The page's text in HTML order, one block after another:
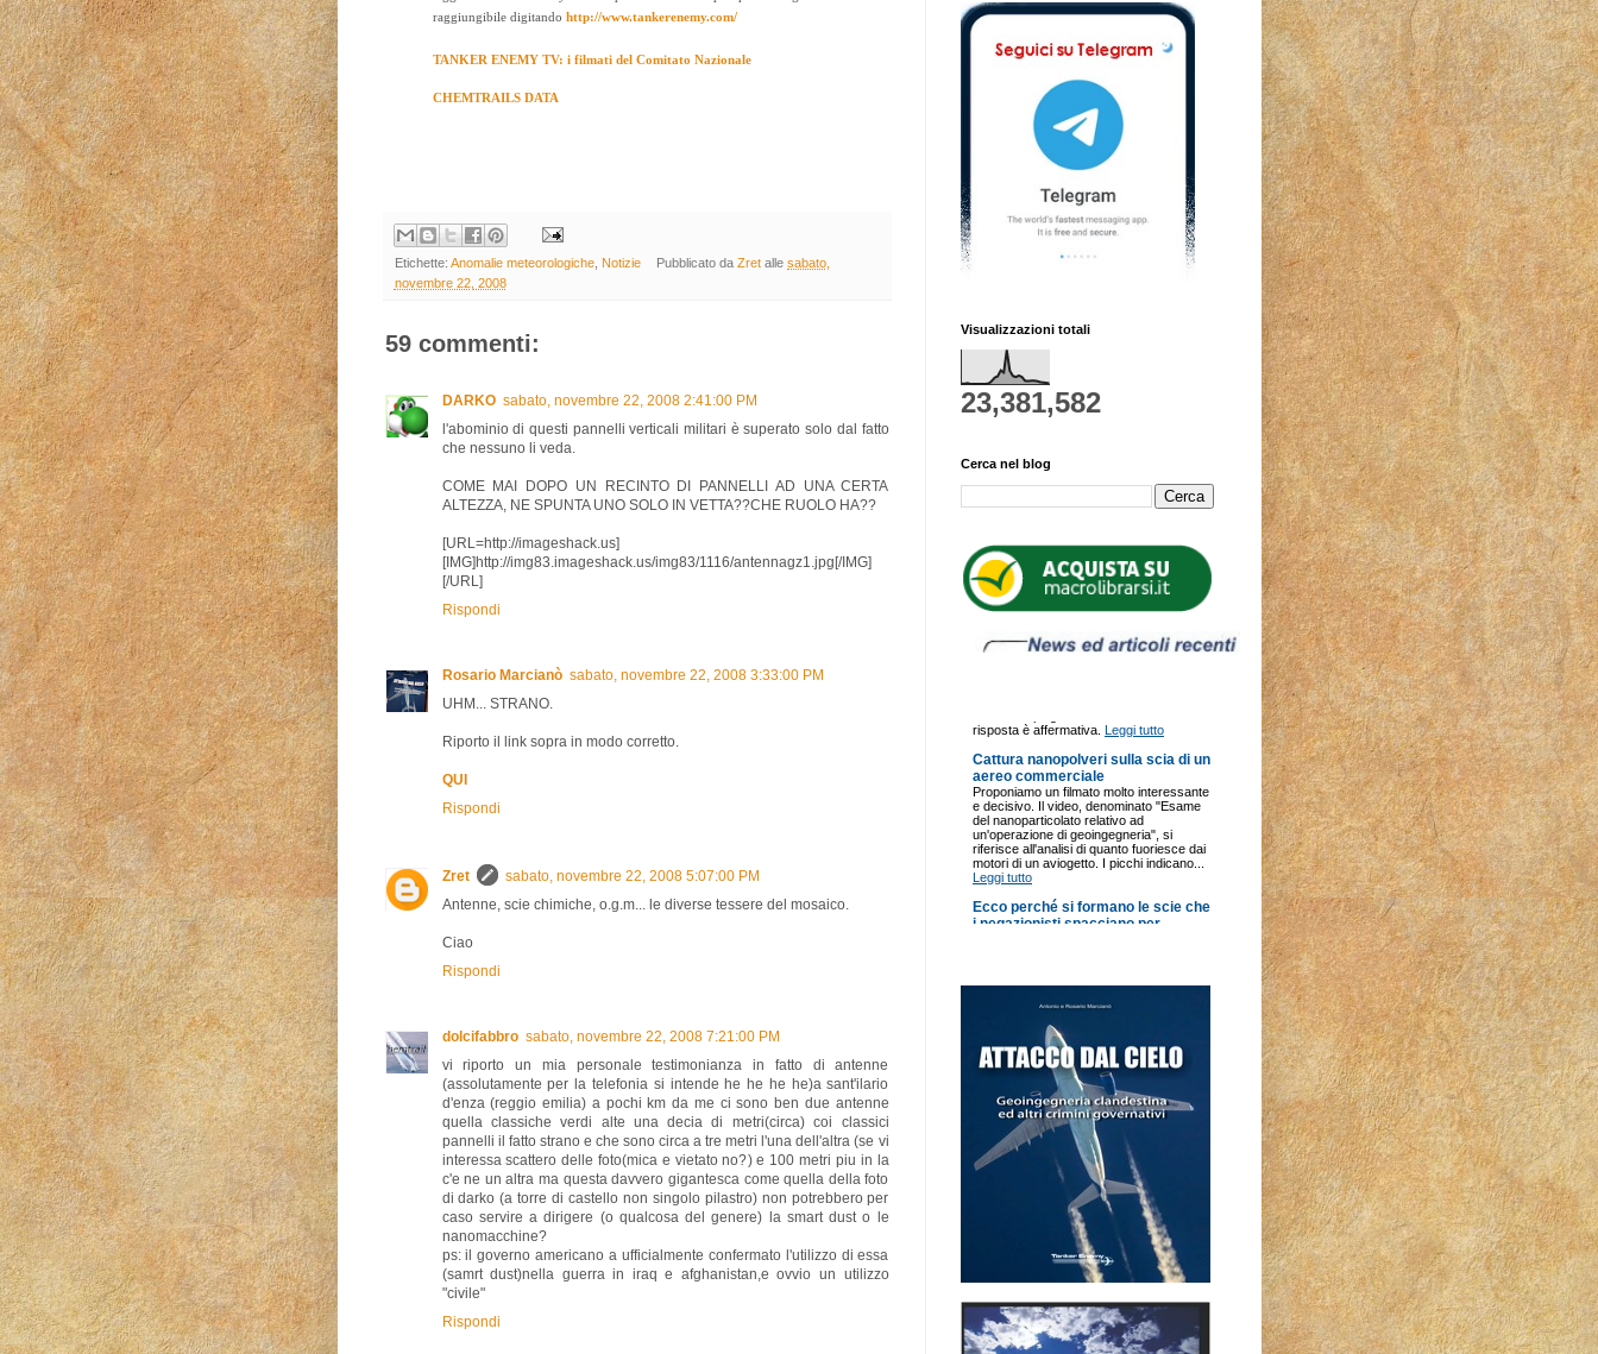
raggiungibile digitando http://www.tankerenemy.com/
TANKER ENEMY TV: i filmati del Comitato Nazionale
CHEMTRAILS DATA
Etichette: Anomalie meteorologiche, Notizie Pubblicato daZret allesabato,
novembre 22, 2008
59 commenti:
DARKO sabato, novembre 22, 2008 2:41:00 PM
l'abominio di questi pannelli verticali militari è superato solo dal fatto
che nessuno li veda.
COME MAI DOPO UN RECINTO DI PANNELLI AD UNA CERTA
ALTEZZA, NE SPUNTA UNO SOLO IN VETTA??CHE RUOLO HA??
[URL=http://imageshack.us]
[IMG]http://img83.imageshack.us/img83/1116/antennagz1.jpg[/IMG]
[/URL]
Rispondi
Rosario Marcianò sabato, novembre 22, 2008 3:33:00 PM
UHM... STRANO.
Riporto il link sopra in modo corretto.
QUI
Rispondi
Zret
sabato, novembre 22, 2008 5:07:00 PM
Antenne, scie chimiche, o.g.m... le diverse tessere del mosaico.
Ciao
Rispondi
dolcifabbro sabato, novembre 22, 2008 7:21:00 PM
vi riporto un mia personale testimonianza in fatto di antenne
(assolutamente per la telefonia si intende he he he he)a sant'ilario
d'enza (reggio emilia) a pochi km da me ci sono ben due antenne
quella classiche verdi alte una decia di metri(circa) coi classici
pannelli il fatto strano e che sono circa a tre metri l'una dell'altra (se vi
interessa scattero delle foto(mica e vietato no?) e 100 metri piu in la
c'e ne un altra ma questa davvero gigantesca come quella della foto
di darko (a torre di castello non singolo pilastro) non potrebbero per
caso servire a dirigere (o qualcosa del genere) la smart dust o le
nanomacchine?
ps: il governo americano a ufficialmente confermato l'utilizzo di essa
(samrt dust)nella guerra in iraq e afghanistan,e ovvio un utilizzo
"civile"
Rispondi
Visualizzazioni totali
23,381,582
Cerca nel blog